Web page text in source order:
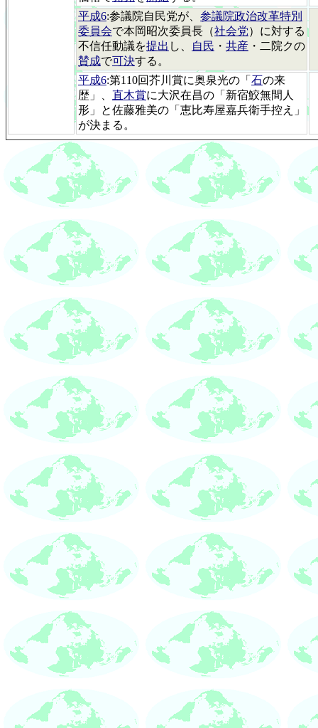
平成6:参議院自民党が、 参議院政治改革特別
委員会で本岡昭次委員長（社会党）に対する
不信任動議を提出 し、 自民 ・ 共産 ・二院クの
賛成で可決する。
平成6:第110回芥川賞に奥泉光の「 石の来
歴」、 直木賞に大沢在昌の「新宿鮫無間人
形」と佐藤雅美の「恵比寿屋嘉兵衛手控え」
が決まる。